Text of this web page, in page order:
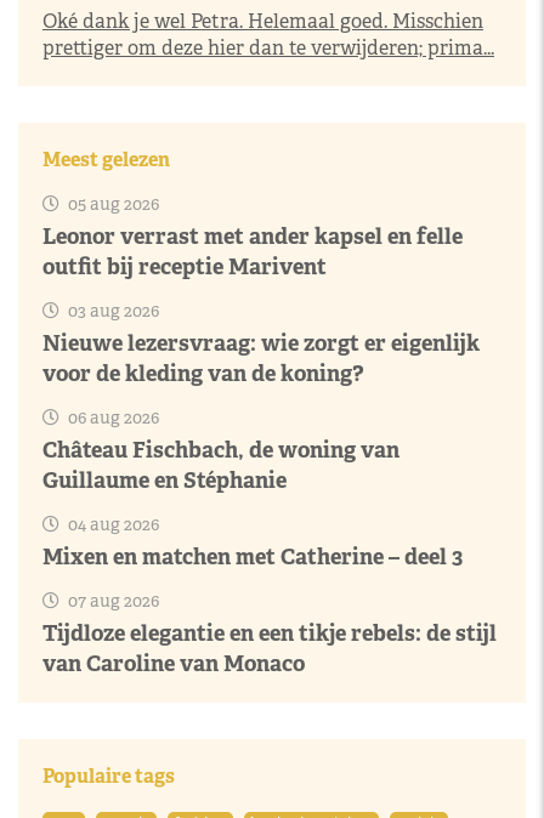
Oké dank je wel Petra. Helemaal goed. Misschien
prettiger om deze hier dan te verwijderen; prima...
Meest gelezen
05 aug 2026
Leonor verrast met ander kapsel en felle
outfit bij receptie Marivent
03 aug 2026
Nieuwe lezersvraag: wie zorgt er eigenlijk
voor de kleding van de koning?
06 aug 2026
Château Fischbach, de woning van
Guillaume en Stéphanie
04 aug 2026
Mixen en matchen met Catherine – deel 3
07 aug 2026
Tijdloze elegantie en een tikje rebels: de stijl
van Caroline van Monaco
Populaire tags